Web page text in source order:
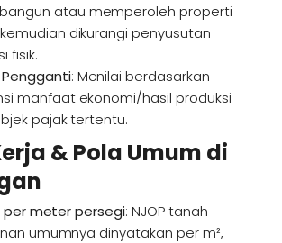
atau memperoleh properti
dikurangi penyusutan
fisik.
Pengganti: Menilai berdasarkan
manfaat ekonomi/hasil produksi
pajak tertentu.
& Pola Umum di
meter persegi: NJOP tanah
umumnya dinyatakan per m²,